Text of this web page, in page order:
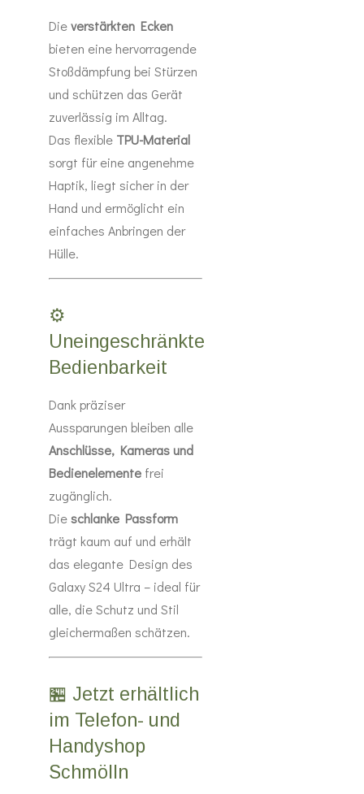
Dieverstärkten Ecken
bieten eine hervorragende
Stoßdämpfung bei Stürzen
und schützen das Gerät
zuverlässig im Alltag.
Das flexible TPU-Material
sorgt für eine angenehme
Haptik, liegt sicher in der
Hand und ermöglicht ein
einfaches Anbringen der
Hülle.
⚙️
Uneingeschränkte
Bedienbarkeit
Dank präziser
Aussparungen bleiben alle
Anschlüsse, Kameras und
Bedienelemente frei
zugänglich.
Dieschlanke Passform
trägt kaum auf und erhält
das elegante Design des
Galaxy S24 Ultra – ideal für
alle, die Schutz und Stil
gleichermaßen schätzen.
🏪 Jetzt erhältlich
im Telefon- und
Handyshop
Schmölln